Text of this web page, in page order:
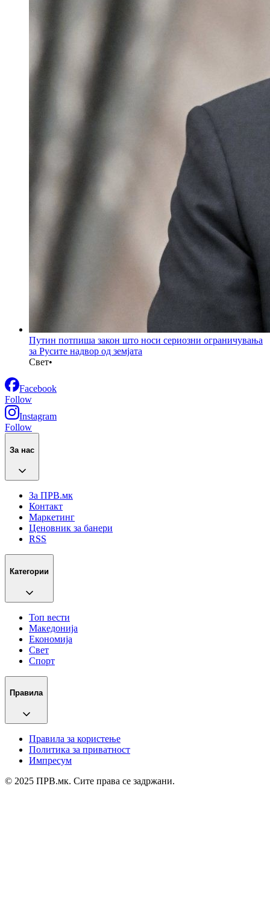
Путин потпиша закон што носи сериозни ограничувања
за Русите надвор од земјата
Свет•
Facebook
Follow
Instagram
Follow
За нас
За ПРВ.мк
Контакт
Маркетинг
Ценовник за банери
RSS
Категории
Топ вести
Македонија
Економија
Свет
Спорт
Правила
Правила за користење
Политика за приватност
Импресум
© 2025 ПРВ.мк. Сите права се задржани.